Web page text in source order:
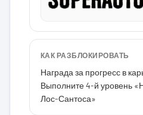
КАК РАЗБЛОКИРОВАТЬ
Награда за прогресс в
Выполните 4-й уровень
Лос-Сантоса»